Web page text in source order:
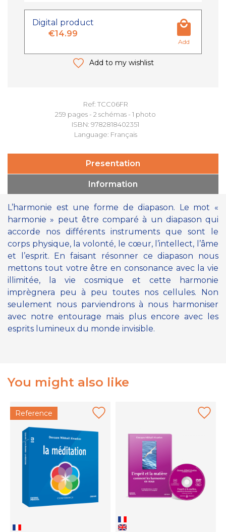
Ref: TCC06FR
259 pages - 2 schémas - 1 photo
ISBN: 9782818402351
Language: Français
Digital product
€14.99
Add
Add to my wishlist
Presentation
Information
L’harmonie est une forme de diapason. Le mot «
harmonie » peut être comparé à un diapason qui
accorde nos différents instruments que sont le
corps physique, la volonté, le cœur, l’intellect, l’âme
et l’esprit. En faisant résonner ce diapason nous
mettons tout votre être en consonance avec la vie
illimitée, la vie cosmique et cette harmonie
imprègnera peu à peu toutes nos cellules. Non
seulement nous parviendrons à nous harmoniser
avec notre entourage mais plus encore avec les
esprits lumineux du monde invisible.
You might also like
Reference